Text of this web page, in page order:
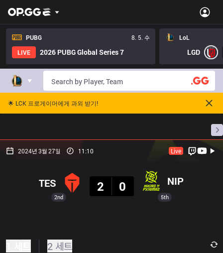
PUBG
8. 5. 수
LIVE
2026 PUBG Global Series 7
LoL
LGD
🌟 LCK 프로게이머에게 과외 받기!
프로빌
2024년 3월 27일 11:10 Live
2nd
TES
2
0 NIP
5th
2 세트